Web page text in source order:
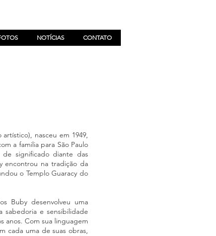
NOTÍCIAS CONTATO
nasceu em 1949,
a familia para São Paulo
de significado diante das
encontrou na tradição da
o Templo Guaracy do
Buby desenvolveu uma
sabedoria e sensibilidade
anos. Com sua linguagem
cada uma de suas obras,